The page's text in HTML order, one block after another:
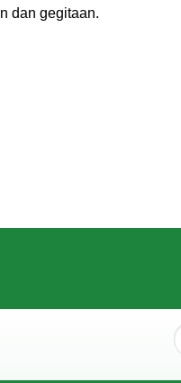
dan gegitaan.